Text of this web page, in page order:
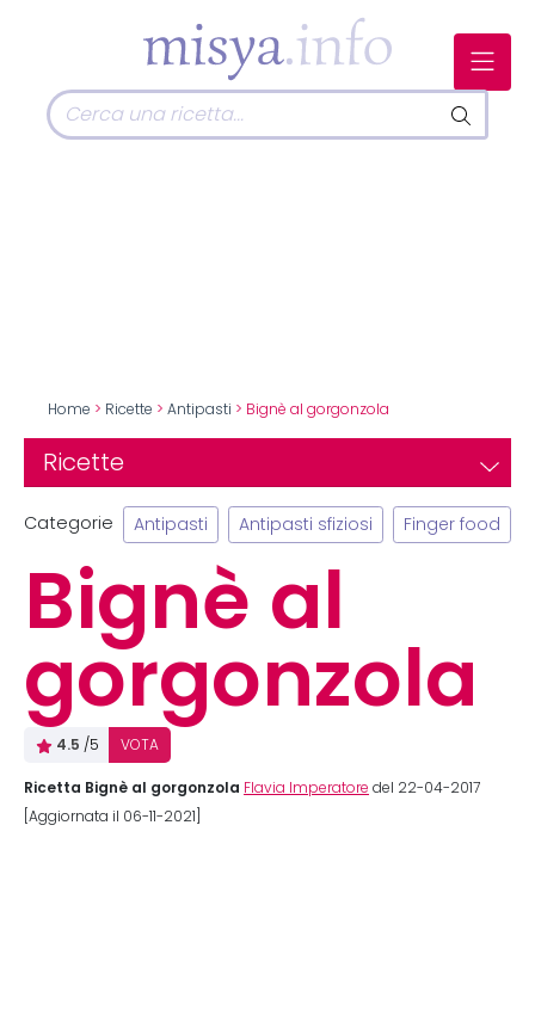
Home > Ricette > Antipasti > Bignè al gorgonzola
Ricette
Categorie Antipasti Antipasti sfiziosi Finger food
Bignè al
gorgonzola
4.5 /5 VOTA
Ricetta Bignè al gorgonzola Flavia Imperatore del 22-04-2017
[Aggiornata il 06-11-2021]